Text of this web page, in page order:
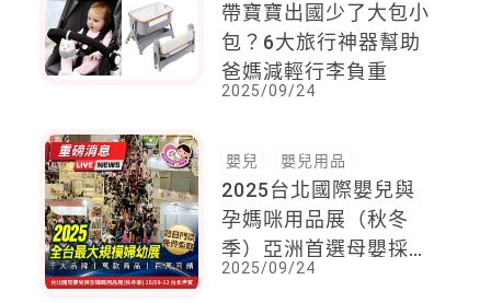
帶寶寶出國少了大包小
包？6大旅行神器幫助
爸媽減輕行李負重
2025/09/24
嬰兒 嬰兒用品
2025台北國際嬰兒與
孕媽咪用品展（秋冬
季）亞洲首選母嬰採購
周年慶，孕爸派對和爸
2025/09/24